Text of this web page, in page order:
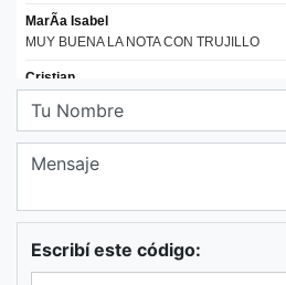
Escribí este código: